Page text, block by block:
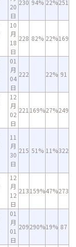
20
日
230 94% 22%251
10
月
18
日
228 82% 22%169
01
月
04
日
222 22% 91
12
月
02
日
221 169%27%249
11
月
30
日
215 51% 11%322
12
月
12
日
213159%47%273
01
月
01
日
209290%19% 87